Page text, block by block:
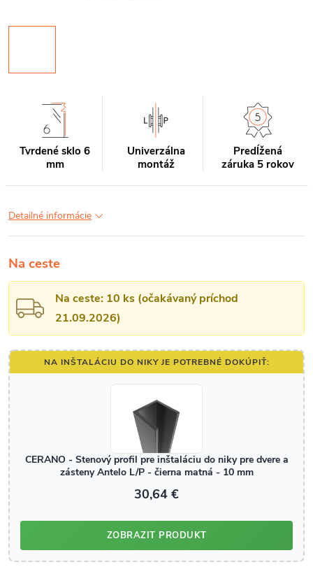
Tvrdené sklo 6
mm
Univerzálna
montáž
Predĺžená
záruka 5 rokov
Detailné informácie
Na ceste
Na ceste: 10 ks (očakávaný príchod
21.09.2026)